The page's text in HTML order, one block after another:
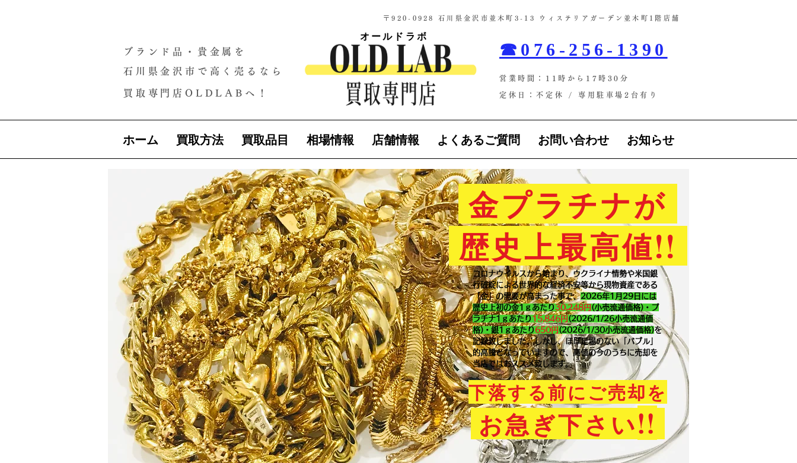
​〒920-0928 石川県金沢市並木町3-13 ウィステリアガーデン並木町1階店舗​
ブランド品・貴金属を
石川県金沢市で高く売るなら
買取専門店OLDLABへ！
オールドラボ
☎076-256-1390
営業時間：11時から17時30分
定休日：不定休 / ​専用駐車場2台有り
ホーム 買取方法 買取品目 相場情報 店舗情報 よくあるご質問 お問い合わせ お知らせ
金プラチナが
歴史上最高値!!
コロナウイルスから始まり、ウクライナ情勢や米国銀
行破綻による世界的な経済不安等から現物資産である
「金」の需要が高まった事で、2026年1月29 日には
歴史上初の金1ｇあたり30,248円 (小売流通価格)・プ
ラチナ1ｇあたり 15,846 円 (2026/1/26小売流通価
格)・銀1ｇあたり 650 円 (2026/1/30小売流通価格)を
記録致しました。​しかし、ほぼ足場のない「バブル」
的高騰となっていますので、高値の今のうちに売却を
当店ではおススメ致します。
下落する前にご売却を
お急ぎ下さい!!